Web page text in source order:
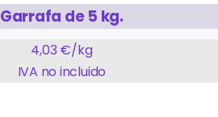
Garrafa de 5 kg.
4,03 €/kg
IVA no incluido